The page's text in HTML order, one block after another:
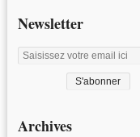
Newsletter
Archives